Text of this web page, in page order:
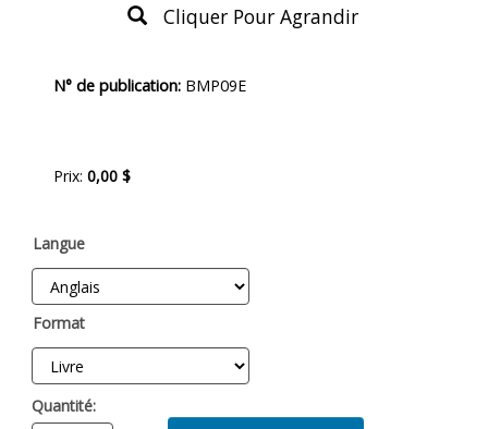
Cliquer Pour Agrandir
duN° de publication: BMP09E
Prix: 0,00 $
Langue
Format
Quantité: